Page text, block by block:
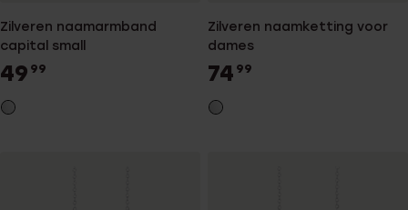
Zilveren naamarmband
capital small
49 99
Zilveren naamketting voor
dames
74 99